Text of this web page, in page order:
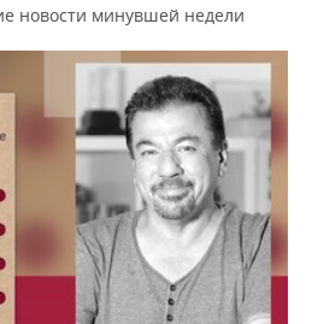
новости минувшей недели